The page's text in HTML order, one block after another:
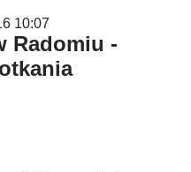
10:07
Radomiu -